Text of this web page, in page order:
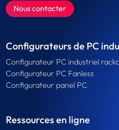
Nous contacter
Configurateurs de PC
Configurateur PC industriel
Configurateur PC Fanless
Configurateur panel PC
Ressources en ligne